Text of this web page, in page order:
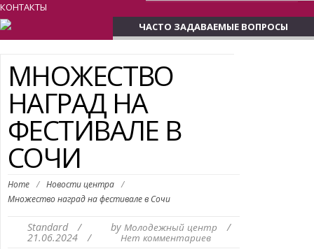
КОНТАКТЫ
ЧАСТО ЗАДАВАЕМЫЕ ВОПРОСЫ
МНОЖЕСТВО
НАГРАД НА
ФЕСТИВАЛЕ В
СОЧИ
Home / Новости центра /
Множество наград на фестивале в Сочи
Standard / by Молодежный центр /
21.06.2024 / Нет комментариев